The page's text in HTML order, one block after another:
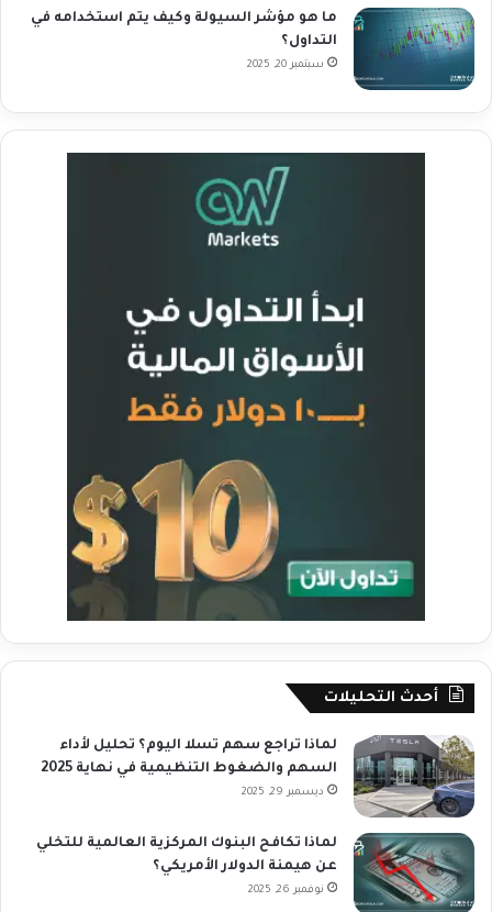
ما هو مؤشر السيولة وكيف يتم استخدامه في
التداول؟
سبتمبر 20, 2025
أحدث التحليلات
لماذا تراجع سهم تسلا اليوم؟ تحليل لأداء
السهم والضغوط التنظيمية في نهاية 2025
ديسمبر 29, 2025
لماذا تكافح البنوك المركزية العالمية للتخلي
عن هيمنة الدولار الأمريكي؟
نوفمبر 26, 2025